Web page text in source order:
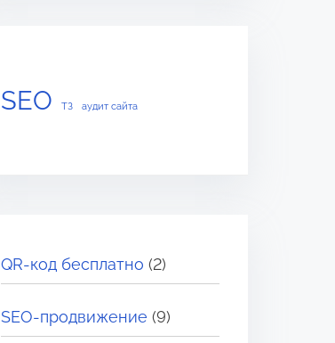
SEO ТЗ аудит сайта
QR-код бесплатно (2)
SEO-продвижение (9)